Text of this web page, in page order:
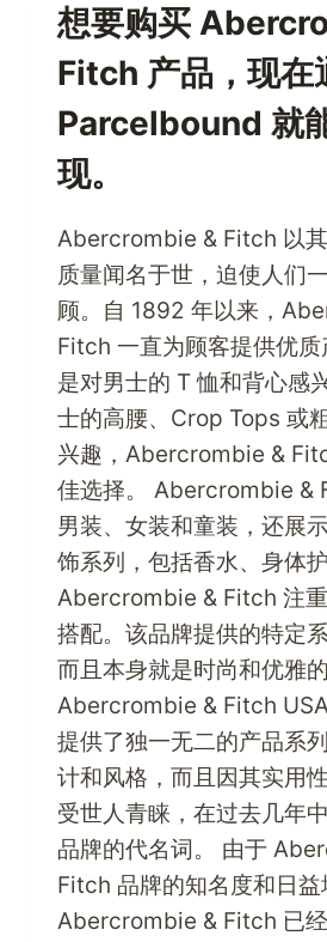
取
所
有
时
决
方
案
想要购买
Fitch 产品，现在
Parcelbound 就
现。
Abercrombie & Fitch 以
质量闻名于世，迫使人们
顾。自 1892 年以来，
Fitch 一直为顾客提供优质
是对男士的 T 恤和背心感
士的高腰、Crop Tops 或
兴趣，Abercrombie &
佳选择。 Abercrombie &
男装、女装和童装，还展
饰系列，包括香水、身体护
Abercrombie & Fitch 注
搭配。该品牌提供的特定
而且本身就是时尚和优雅
Abercrombie & Fitch
提供了独一无二的产品系
计和风格，而且因其实用
受世人青睐，在过去几年
品牌的代名词。 由于
Fitch 品牌的知名度和日益
Abercrombie & Fitch 已